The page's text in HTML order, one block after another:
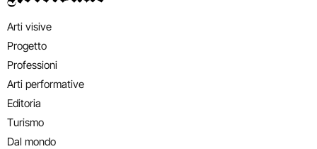
Arti visive
Progetto
Professioni
Arti performative
Editoria
Turismo
Dal mondo